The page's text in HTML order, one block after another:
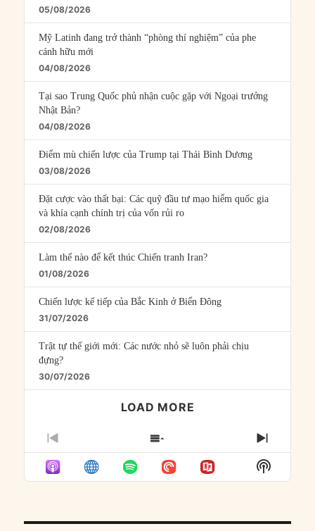
05/08/2026
Mỹ Latinh đang trở thành “phòng thí nghiệm” của phe
cánh hữu mới
04/08/2026
Tại sao Trung Quốc phủ nhận cuộc gặp với Ngoại trưởng
Nhật Bản?
04/08/2026
Điểm mù chiến lược của Trump tại Thái Bình Dương
03/08/2026
Đặt cược vào thất bại: Các quỹ đầu tư mạo hiểm quốc gia
và khía cạnh chính trị của vốn rủi ro
02/08/2026
Làm thế nào để kết thúc Chiến tranh Iran?
01/08/2026
Chiến lược kế tiếp của Bắc Kinh ở Biển Đông
31/07/2026
Trật tự thế giới mới: Các nước nhỏ sẽ luôn phải chịu
đựng?
30/07/2026
LOAD MORE
PREVIOUS
EPISODE
SHOW
EPISODES
LIST
NEXT
Show
Podcast